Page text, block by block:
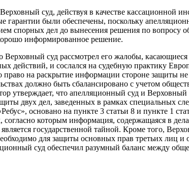
суд, действуя в качестве кассационной
гарантии были обеспечены, поскольку
спорных дел до вынесения решения по вопросу
информированное решение.
Верховный суд рассмотрел его жалобы, касающиеся
действий, и сослался на судебную практику
право на раскрытие информации стороне защиты
должно быть сбалансировано с учетом
утверждает, что апелляционный суд и Верховный
двух дел, заведенных в рамках специальных
основано на пункте 3 статьи 8 и пункте 1
согласно которым информация, содержащаяся в
государственной тайной. Кроме того,
для защиты основных прав третьих лиц и
суд обеспечил разумный баланс между